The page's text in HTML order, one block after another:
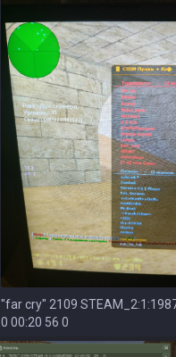
"far cry" 2109
0 00:20 56 0